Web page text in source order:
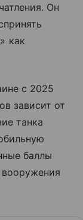
Он
как
с 2025
зависит от
танка
баллы